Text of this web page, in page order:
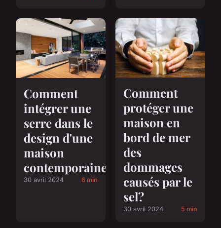
Comment
intégrer une
serre dans le
design d'une
maison
contemporaine?
30 avril 2024 6 min
Comment
protéger une
maison en
bord de mer
des
dommages
causés par le
sel?
30 avril 2024 5 min